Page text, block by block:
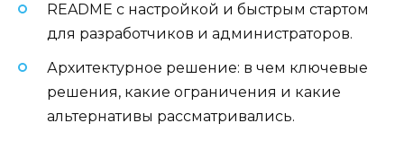
README с настройкой и быстрым стартом
для разработчиков и администраторов.
Архитектурное решение: в чем ключевые
решения, какие ограничения и какие
альтернативы рассматривались.